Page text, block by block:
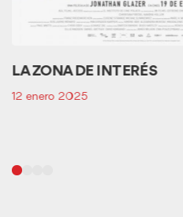
LA ZONA DE INTERÉS
12 enero 2025